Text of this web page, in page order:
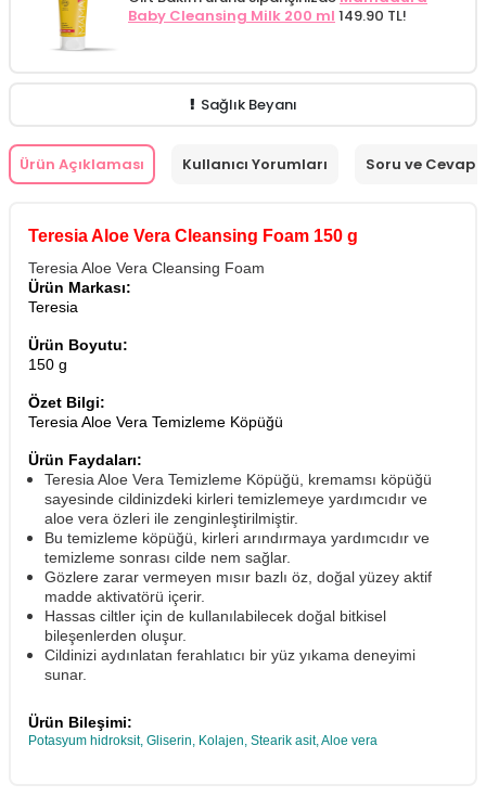
Baby Cleansing Milk 200 ml 149.90 TL!
Sağlık Beyanı
Ürün Açıklaması Kullanıcı Yorumları Soru ve Cevap
Teresia Aloe Vera Cleansing Foam 150 g
Teresia Aloe Vera Cleansing Foam
Ürün Markası:
Teresia
Ürün Boyutu:
150 g
Özet Bilgi:
Teresia Aloe Vera Temizleme Köpüğü
Ürün Faydaları:
Teresia Aloe Vera Temizleme Köpüğü, kremamsı köpüğü
sayesinde cildinizdeki kirleri temizlemeye yardımcıdır ve
aloe vera özleri ile zenginleştirilmiştir.
Bu temizleme köpüğü, kirleri arındırmaya yardımcıdır ve
temizleme sonrası cilde nem sağlar.
Gözlere zarar vermeyen mısır bazlı öz, doğal yüzey aktif
madde aktivatörü içerir.
Hassas ciltler için de kullanılabilecek doğal bitkisel
bileşenlerden oluşur.
Cildinizi aydınlatan ferahlatıcı bir yüz yıkama deneyimi
sunar.
Ürün Bileşimi:
Potasyum hidroksit, Gliserin, Kolajen, Stearik asit, Aloe vera